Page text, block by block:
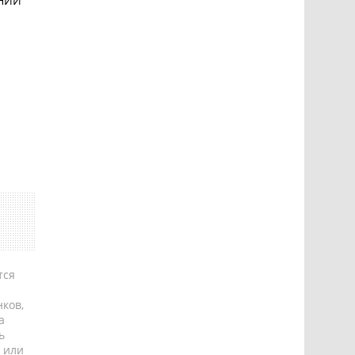
или